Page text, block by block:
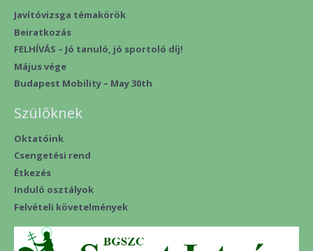
Javítóvizsga témakörök
Beiratkozás
FELHÍVÁS – Jó tanuló, jó sportoló díj!
Május vége
Budapest Mobility – May 30th
Szülőknek
Oktatóink
Csengetési rend
Étkezés
Induló osztályok
Felvételi követelmények